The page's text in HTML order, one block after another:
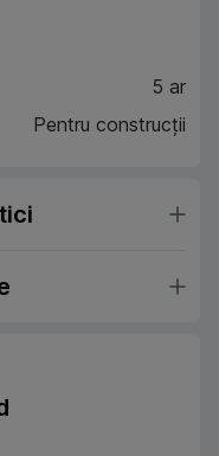
5 ar
Pentru construcții